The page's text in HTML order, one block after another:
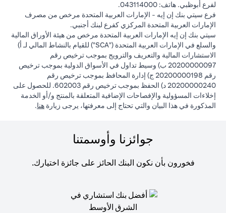
لفرع أبوظبي. هاتف: 043114000.
فرع سيتي بنك إن إيه - الإمارات العربية المتحدة مرخص من مصرف
الإمارات العربية المتحدة المركزي كفرع لبنك أجنبي.
سيتي بنك إن إيه الإمارات العربية المتحدة مرخص من هيئة الأوراق المالية
والسلع في الإمارات العربية المتحدة ("SCA") للقيام بالنشاط المالي لـ أ)
الاستشارات المالية والتعريف والترويج بموجب ترخيص رقم
20200000097 ب) وسيط تداول في الأسواق الدولية بموجب ترخيص
رقم 20200000198 ج) إدارة المحافظ بموجب ترخيص رقم
20200000240 د) الحفظ بموجب ترخيص رقم 602003. للحصول على
إخلاءات المسؤولية والإفصاحات الإضافية المتعلقة بالمنتج و/أو الخدمة
المذكورة في هذا البيان والتي تحتاج إلى معرفتها، يرجى زيارة هنا.
جوائزنا وأوسمتنا
فخورون بأن نكون البنك الحائز على جائزة اختيارك.